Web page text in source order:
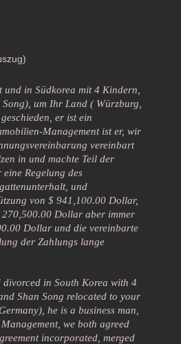
in Südkorea mit 4 Kindern,
um Ihr Land ( Würzburg,
er ist ein
Management ist er, wir
vereinbart
in und machte Teil der
Regelung des
und
von $ 941,100.00 Dollar,
Dollar aber immer
Dollar und die vereinbarte
der Zahlungs lange
divorced in South Korea with 4
Shan Song relocated to your
he is a business man,
we both agreed
incorporated, merged